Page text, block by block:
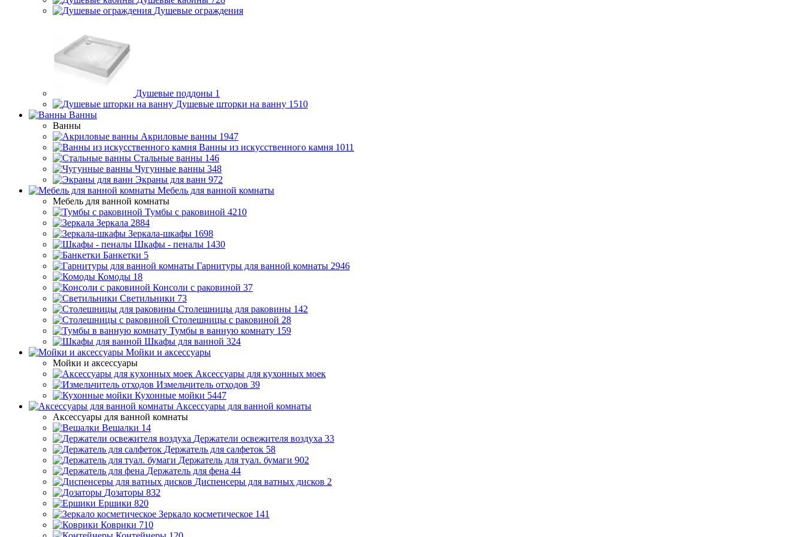
Душевые ограждения
Душевые поддоны 1
Душевые шторки на ванну 1510
Ванны
Ванны
Акриловые ванны 1947
Ванны из искусственного камня 1011
Стальные ванны 146
Чугунные ванны 348
Экраны для ванн 972
Мебель для ванной комнаты
Мебель для ванной комнаты
Тумбы с раковиной 4210
Зеркала 2884
Зеркала-шкафы 1698
Шкафы - пеналы 1430
Банкетки 5
Гарнитуры для ванной комнаты 2946
Комоды 18
Консоли с раковиной 37
Светильники 73
Столешницы для раковины 142
Столешницы с раковиной 28
Тумбы в ванную комнату 159
Шкафы для ванной 324
Мойки и аксессуары
Мойки и аксессуары
Аксессуары для кухонных моек
Измельчитель отходов 39
Кухонные мойки 5447
Аксессуары для ванной комнаты
Аксессуары для ванной комнаты
Вешалки 14
Держатели освежителя воздуха 33
Держатель для салфеток 58
Держатель для туал. бумаги 902
Держатель для фена 44
Диспенсеры для ватных дисков 2
Дозаторы 832
Ершики 820
Зеркало косметическое 141
Коврики 710